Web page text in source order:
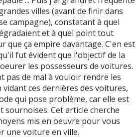
villes (avant de finir dans
campagne), constatant à quel
et à quel point tout
que ça empire davantage. C'en est
fut évident que l'objectif de la
les possesseurs de voitures.
pas de mal à vouloir rendre les
vidant ces dernières des voitures,
qui pose problème, car elle est
sournoises. Cet article cherche
mis en oeuvre pour vous
une voiture en ville.